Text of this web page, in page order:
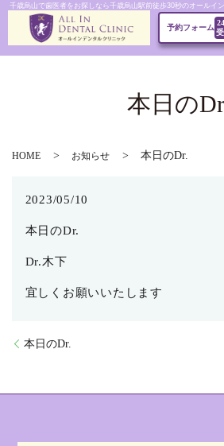
千歳烏山で歯医者をお探しなら千歳烏山駅前徒歩30秒のオールイ
予約フォーム
本日の
HOME お知らせ 本日のDr.
2023/05/10
本日のDr.
Dr.木下
宜しくお願いいたします
本日のDr.